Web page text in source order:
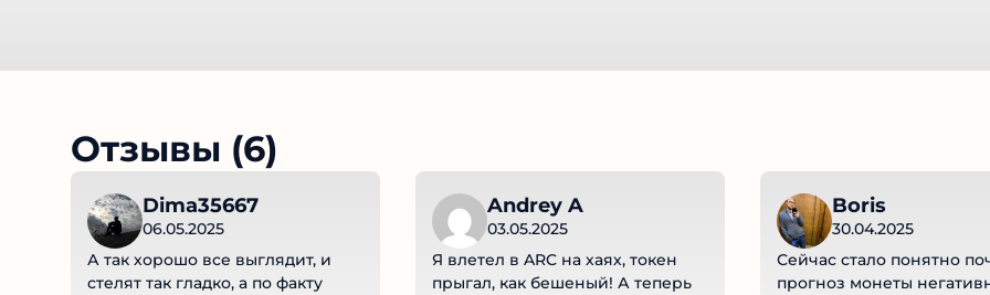
Отзывы (6)
Dima35667
06.05.2025
А так хорошо все выглядит, и
стелят так гладко, а по факту
Andrey A
03.05.2025
Я влетел в ARC на хаях, токен
прыгал, как бешеный! А теперь
Boris
30.04.2025
Сейчас стало понятно
прогноз монеты